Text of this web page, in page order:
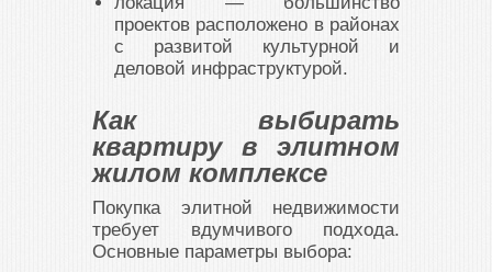
проектов расположено в районах
с развитой культурной и
деловой инфраструктурой.
Как выбирать
квартиру в элитном
жилом комплексе
Покупка элитной недвижимости
требует вдумчивого подхода.
Основные параметры выбора: